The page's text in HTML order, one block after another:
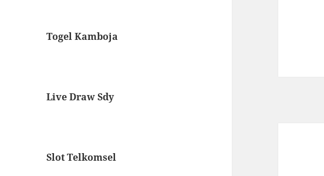
Togel Kamboja
Live Draw Sdy
Slot Telkomsel